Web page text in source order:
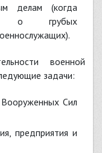
делам (когда
о грубых
военной
задачи: